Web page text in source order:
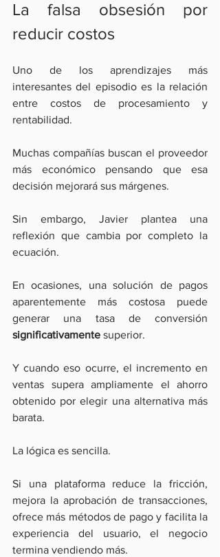
La falsa obsesión por
reducir costos
Uno de los aprendizajes más
interesantes del episodio es la relación
entre costos de procesamiento y
rentabilidad.
Muchas compañías buscan el proveedor
más económico pensando que esa
decisión mejorará sus márgenes.
Sin embargo, Javier plantea una
reflexión que cambia por completo la
ecuación.
En ocasiones, una solución de pagos
aparentemente más costosa puede
generar una tasa de conversión
significativamente superior.
Y cuando eso ocurre, el incremento en
ventas supera ampliamente el ahorro
obtenido por elegir una alternativa más
barata.
La lógica es sencilla.
Si una plataforma reduce la fricción,
mejora la aprobación de transacciones,
ofrece más métodos de pago y facilita la
experiencia del usuario, el negocio
termina vendiendo más.